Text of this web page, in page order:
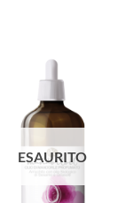
ESAURITO